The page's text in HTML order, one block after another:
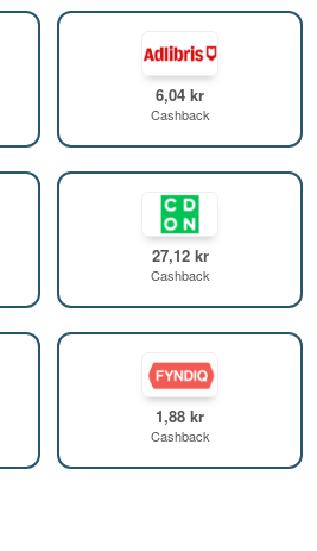
6,04 kr
Cashback
27,12 kr
Cashback
1,88 kr
Cashback